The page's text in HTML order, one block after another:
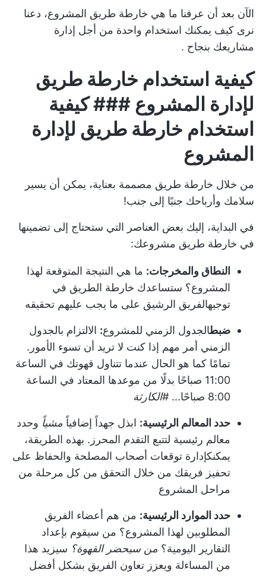
الآن بعد أن عرفنا ما هي خارطة طريق المشروع، دعنا
نرى كيف يمكنك استخدام واحدة من أجل إدارة
مشاريعك بنجاح .
كيفية استخدام خارطة طريق
لإدارة المشروع ### كيفية
استخدام خارطة طريق لإدارة
المشروع
من خلال خارطة طريق مصممة بعناية، يمكن أن يسير
سلامك وأرباحك جنبًا إلى جنب!
في البداية، إليك بعض العناصر التي ستحتاج إلى تضمينها
في خارطة طريق مشروعك:
النطاق والمخرجات: ما هي النتيجة المتوقعة لهذا
المشروع؟ ستساعدك خارطة الطريق في
توجيهالفريق الرشيق على ما يجب عليهم تحقيقه
ضبطالجدول الزمني للمشروع: الالتزام بالجدول
الزمني أمر مهم إذا كنت لا تريد أن تسوء الأمور.
تمامًا كما هو الحال عندما تتناول قهوتك في الساعة
11:00 صباحًا بدلًا من موعدها المعتاد في الساعة
8:00 صباحًا...
#الكارثة
حدد المعالم الرئيسية: ابذل جهداً إضافياً مشياً وحدد
معالم رئيسية لتتبع التقدم المحرز. بهذه الطريقة،
يمكنكإدارة توقعات أصحاب المصلحة والحفاظ على
تحفيز فريقك من خلال التحقق من كل مرحلة من
مراحل المشروع
حدد الموارد الرئيسية: من هم أعضاء الفريق
المطلوبين لهذا المشروع؟ من سيقوم بإعداد
التقارير اليومية؟ من سيحضر القهوة؟ سيزيد هذا
من المساءلة ويعزز تعاون الفريق بشكل أفضل